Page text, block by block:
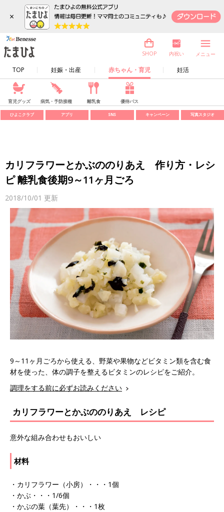
×
TOP 妊娠・出産 赤ちゃん・育児 妊活
SHOP 内祝い メニュー
育児グッズ 病気・予防接種 離乳食 優待パス
ひよこクラブ アプリ SNS キャンペーン 写真スタジオ
カリフラワーとかぶののりあえ 作り方・レシ
ピ 離乳食後期9～11ヶ月ごろ
2018/10/01 更新
9～11ヶ月ごろから使える、野菜や果物などビタミン類を含む食
材を使った、体の調子を整えるビタミンのレシピをご紹介。
調理をする前に必ずお読みください
カリフラワーとかぶののりあえ レシピ
意外な組み合わせもおいしい
材料
・カリフラワー（小房）・・・1個
・かぶ・・・1/6個
・かぶの葉（葉先）・・・1枚